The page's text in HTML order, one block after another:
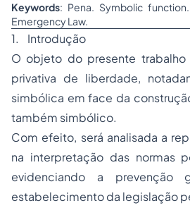
Keywords: Pena. Symbolic
Emergency Law.
1. Introdução
O objeto do presente
privativa de liberdade,
simbólica em face da
também simbólico.
Com efeito, será analisada a
na interpretação das normas
evidenciando a
estabelecimento da legislação